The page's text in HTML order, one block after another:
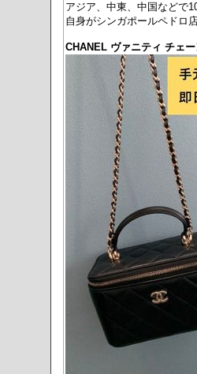
アジア、中東、中国などで
自身がシンガポールペドロ
CHANEL ヴァニティ チェ